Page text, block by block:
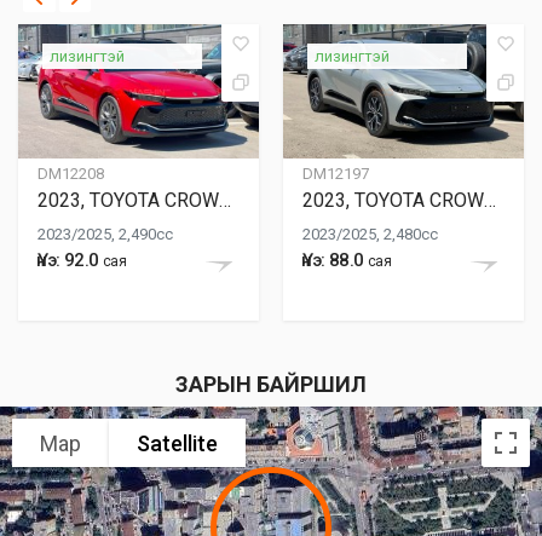
DM12208
лизингтэй
2023, TOYOTA CROWN HYBRID
2023/2025, 2,490cc
Үнэ: 92.0 сая
DM12197
лизингтэй
2023, TOYOTA CROWN HYBRID
2023/2025, 2,480cc
Үнэ: 88.0 сая
ЗАРЫН БАЙРШИЛ
Map Satellite